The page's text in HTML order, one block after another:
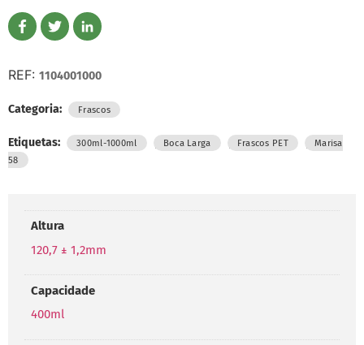
REF: 1104001000
Categoria: Frascos
Etiquetas: 300ml-1000ml , Boca Larga , Frascos PET ,
Marisa
58
Altura
120,7 ± 1,2mm
Capacidade
400ml